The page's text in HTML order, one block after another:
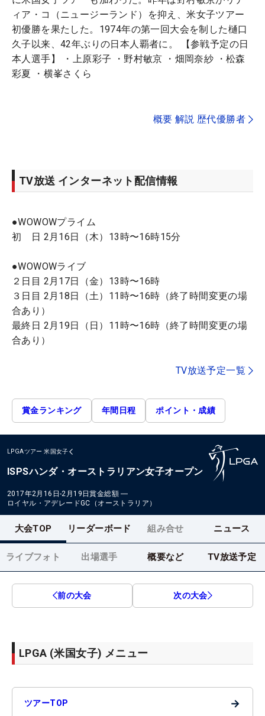
ィア・コ（ニュージーランド）を抑え、米女子ツアー
初優勝を果たした。1974年の第一回大会を制した樋口
久子以来、42年ぶりの日本人覇者に。 【参戦予定の日
本人選手】 ・上原彩子 ・野村敏京 ・畑岡奈紗 ・松森
彩夏 ・横峯さくら
概要 解説 歴代優勝者
TV放送 インターネット配信情報
●WOWOWプライム
初 日 2月16日（木）13時〜16時15分
●WOWOWライブ
２日目 2月17日（金）13時〜16時
３日目 2月18日（土）11時〜16時（終了時間変更の場
合あり）
最終日 2月19日（日）11時〜16時（終了時間変更の場
合あり）
TV放送予定一覧
賞金ランキング 年間日程 ポイント・成績
LPGAツアー 米国女子
ISPSハンダ・オーストラリアン女子オープン
2017年2月16日-2月19日賞金総額 ―
ロイヤル・アデレードGC（オーストラリア）
大会TOP リーダーボード 組み合せ ニュース
ライブフォト 出場選手 概要など TV放送予定
前の大会 次の大会
LPGA (米国女子) メニュー
ツアーTOP →